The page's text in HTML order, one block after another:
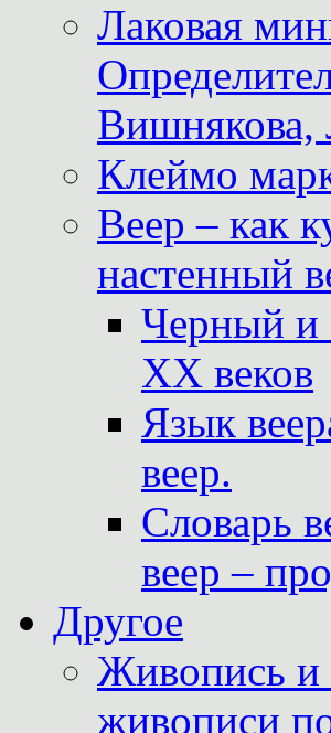
Лаковая
Вишнякова,
Клеймо
Веер – как
настенный
Черный и
XX веков
Язык
веер.
Словарь
веер –
Другое
Живопись и
живописи